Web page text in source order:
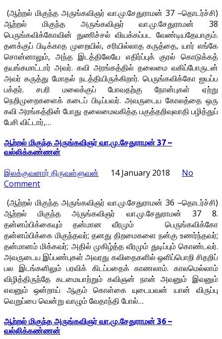
(ஆற்றல் மிகுந்த அருங்கவிஞர் வா.மு.சேதுராமன் 37 –தொடர்ச்சி)
ஆற்றல் மிகுந்த அருங்கவிஞர் வா.மு.சேதுராமன் 38
பெருங்கவிக்கோவின் துணிச்சல் வியக்கப்பட வேண்டியதேயாகும்.
தனக்குப் பிடிக்காத முறையில், சரியில்லாத கருத்தை, யார் எங்கே
சொன்னாலும், அந்த இடத்திலேயே எதிர்ப்புக் குரல் கொடுக்கத்
தயங்கமாட்டார் அவர். கவி அரங்கத்தில் தலைமை வகிப்போருடன்
அவர் கருத்து மோதல் நடத்தியிருக்கிறார். பெருங்கவிக்கோ ஐயப்ப
பக்தர். சபரி மலைக்குப் போவதற்கு நோன்புகள் ஏற்று
நெறிமுறைகளைக் கடைப் பிடிப்பவர். அவருடைய கோலத்தை ஒரு
கவி அரங்கத்தின் போது தலைமைவகித்த பகுத்தறிவுவாதி பழித்துப்
பேசி விட்டார்,…
ஆற்றல் மிகுந்த அருங்கவிஞர் வா.மு.சேதுராமன் 37 –
வல்லிக்கண்ணன்
இலக்குவனார் திருவள்ளுவன் 14 January 2018
No
Comment
(ஆற்றல் மிகுந்த அருங்கவிஞர் வா.மு.சேதுராமன் 36 –தொடர்ச்சி)
ஆற்றல் மிகுந்த அருங்கவிஞர் வா.மு.சேதுராமன் 37 8.
தன்னம்பிக்கையும் தன்மான வீரமும் பெருங்கவிக்கோ
தன்னம்பிக்கை மிகுந்தவர்; தனது திறமைகளை நன்கு உணர்ந்தவர்;
தன்மானம் மிக்கவர்; அதில் முகிழ்த்த வீரமும் துடிப்பும் கொண்டவர்.
அவருடைய இப்பண்புகள் அவரது கவிதைகளில் ஒளிப்பொறி சிதறிப்
பல இடங்களிலும் பரவிக் கிடப்பதைக் காணலாம். காலமெல்லாம்
விழித்திருந்தே கடமையாற்றும் கவிஞன் நான் அவனும் இவனும்
எவனும் ஒன்றாய் ஆகும் கொள்கை யுடையவன் யான் விருப்பு
வெறுப்பை வென்று வாழும் வேதாந்தி போல்…
ஆற்றல் மிகுந்த அருங்கவிஞர் வா.மு.சேதுராமன் 36 –
வல்லிக்கண்ணன்